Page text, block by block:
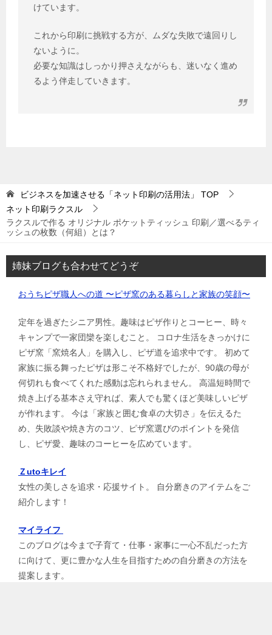
けています。
これから印刷に挑戦する方が、ムダな失敗で遠回りし
ないように。
必要な知識はしっかり押さえながらも、迷いなく進め
るよう伴走していきます。
ビジネスを加速させる「ネット印刷の活用法」
TOP
ネット印刷ラクスル
ラクスルで作る オリジナル ポケットティッシュ 印刷／選べるティ
ッシュの枚数（何組）とは？
姉妹ブログも合わせてどうぞ
おうちピザ職人への道 〜ピザ窯のある暮らしと家族の笑顔〜
定年を過ぎたシニア男性。趣味はピザ作りとコーヒー、時々
キャンプで一家団欒を楽しむこと。 コロナ生活をきっかけに
ピザ窯「窯焼名人」を購入し、ピザ道を追求中です。 初めて
家族に振る舞ったピザは形こそ不格好でしたが、90歳の母が
何切れも食べてくれた感動は忘れられません。 高温短時間で
焼き上げる基本さえ守れば、素人でも驚くほど美味しいピザ
が作れます。 今は「家族と囲む食卓の大切さ」を伝えるた
め、失敗談や焼き方のコツ、ピザ窯選びのポイントを発信
し、ピザ愛、趣味のコーヒーを広めています。
Ｚutoキレイ
女性の美しさを追求・応援サイト。 自分磨きのアイテムをご
紹介します！
マイライフ
このブログは今まで子育て・仕事・家事に一心不乱だった方
に向けて、更に豊かな人生を目指すための自分磨きの方法を
提案します。